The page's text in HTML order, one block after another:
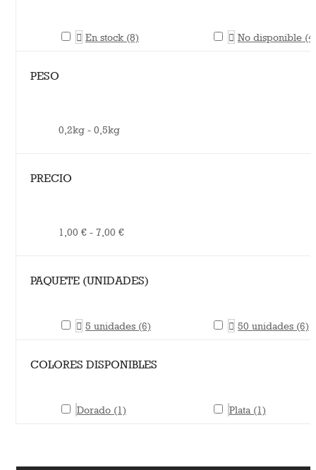
 En stock (8)  No disponible
PESO
0,2kg - 0,5kg
PRECIO
1,00 € - 7,00 €
PAQUETE (UNIDADES)
 5 unidades (6)  50 unidades (6)
COLORES DISPONIBLES
Dorado (1) Plata (1)